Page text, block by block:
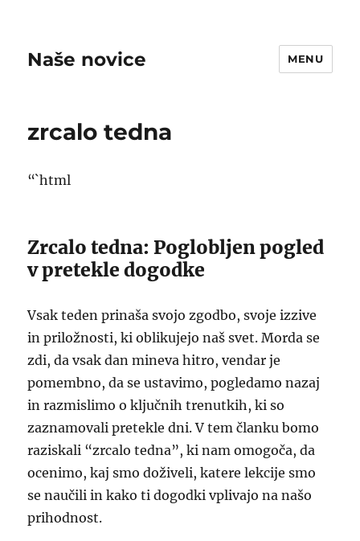
Naše novice MENU
zrcalo tedna
“`html
Zrcalo tedna: Poglobljen pogled
v pretekle dogodke
Vsak teden prinaša svojo zgodbo, svoje izzive
in priložnosti, ki oblikujejo naš svet. Morda se
zdi, da vsak dan mineva hitro, vendar je
pomembno, da se ustavimo, pogledamo nazaj
in razmislimo o ključnih trenutkih, ki so
zaznamovali pretekle dni. V tem članku bomo
raziskali “zrcalo tedna”, ki nam omogoča, da
ocenimo, kaj smo doživeli, katere lekcije smo
se naučili in kako ti dogodki vplivajo na našo
prihodnost.